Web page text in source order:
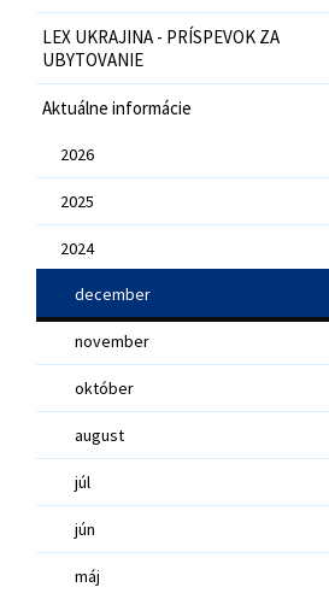
LEX UKRAJINA - PRÍSPEVOK ZA
UBYTOVANIE
Aktuálne informácie
2026
2025
2024
december
november
október
august
júl
jún
máj